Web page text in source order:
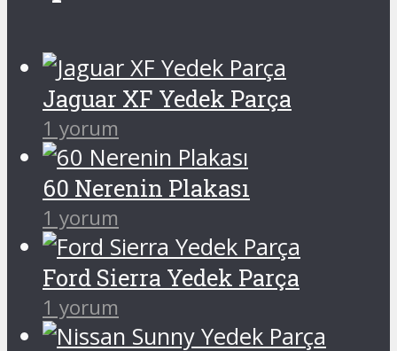
Jaguar XF Yedek Parça
1 yorum
60 Nerenin Plakası
1 yorum
Ford Sierra Yedek Parça
1 yorum